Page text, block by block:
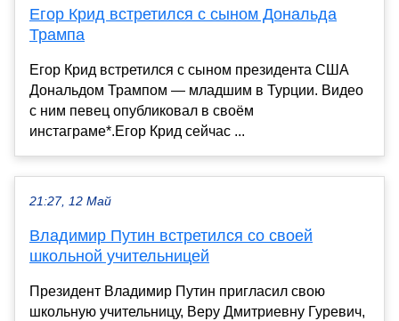
Егор Крид встретился с сыном Дональда
Трампа
Егор Крид встретился с сыном президента США
Дональдом Трампом — младшим в Турции. Видео
с ним певец опубликовал в своём
инстаграме*.Егор Крид сейчас ...
21:27, 12 Май
Владимир Путин встретился со своей
школьной учительницей
Президент Владимир Путин пригласил свою
школьную учительницу, Веру Дмитриевну Гуревич,